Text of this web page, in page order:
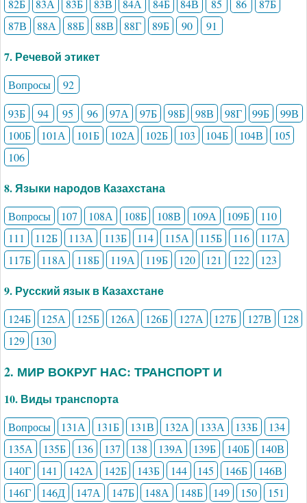
82Б
83А 83Б 83В 84А 84Б 84В 85 86
87Б
87В
88А 88Б 88В 88Г 89Б 90 91
7. Речевой этикет
Вопросы
92
93Б
94 95 96 97А 97Б 98Б 98В 98Г 99Б
99В
100Б
101А 101Б 102А 102Б 103 104Б 104В
105
106
8. Языки народов Казахстана
Вопросы 107 108А 108Б 108В 109А 109Б
110
111
112Б 113А 113Б 114 115А 115Б 116
117А
117Б
118А 118Б 119А 119Б 120 121 122 123
9. Русский язык в Казахстане
124Б 125А 125Б 126А 126Б 127А 127Б 127В
128
129
130
2. МИР ВОКРУГ НАС: ТРАНСПОРТ И
10. Виды транспорта
Вопросы 131А 131Б 131В 132А 133А 133Б
134
135А
135Б 136 137 138 139А 139Б 140Б
140В
140Г
141 142А 142Б 143Б 144 145 146Б
146В
146Г
146Д 147А 147Б 148А 148Б 149 150 151